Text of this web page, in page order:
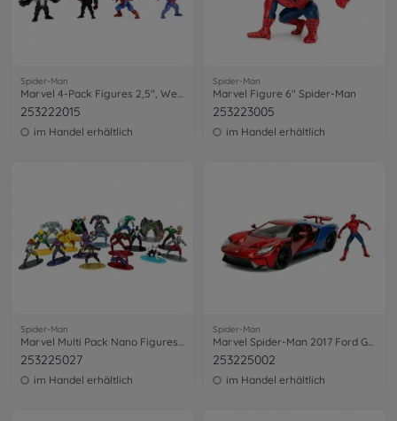
Spider-Man
Marvel 4-Pack Figures 2,5", Welle 1
253222015
im Handel erhältlich
Spider-Man
Marvel Figure 6" Spider-Man
253223005
im Handel erhältlich
Spider-Man
253225027
im Handel erhältlich
Spider-Man
253225002
im Handel erhältlich